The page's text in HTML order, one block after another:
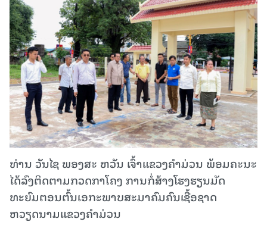
ທ່ານ ວັນໄຊ ພອງສະ ຫວັນ ເຈົ້າແຂວງຄໍາມ່ວນ ພ້ອມຄະນະ
ໄດ້ລົງຕິດຕາມກວດກາໂຄງ ການກໍ່ສ້າງໂຮງຮຽນມັດ
ທະຍົມຕອນຕົ້ນເອກະພາບສະມາຄົມຄົນເຊື້ອຊາດ
ຫວຽດນາມແຂວງຄຳມ່ວນ